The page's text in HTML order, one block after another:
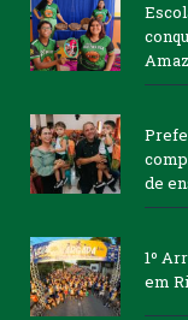
de
1º
em